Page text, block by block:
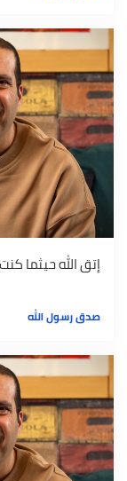
إتق الله حيثما
صدق رسول الله